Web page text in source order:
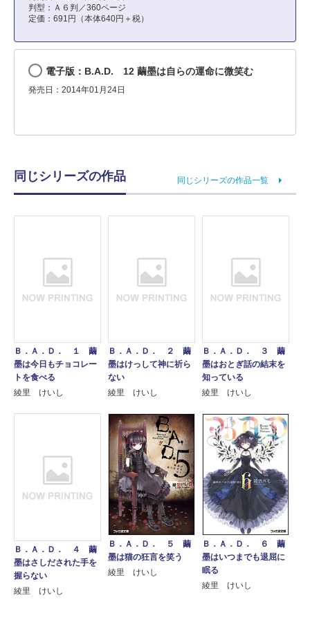
判型：Ａ６判／360ページ
定価：691円（本体640円＋税）
電子版：B.A.D. 12 繭墨は自らの運命に微笑む
発売日：2014年01月24日
同じシリーズの作品 同じシリーズの作品一覧
Ｂ．Ａ．Ｄ． １ 繭
墨は今日もチョコレー
トを食べる
綾里 けいし
Ｂ．Ａ．Ｄ． ２ 繭
墨はけっして神に祈ら
ない
綾里 けいし
Ｂ．Ａ．Ｄ． ３ 繭
墨はおとぎ話の結末を
知っている
綾里 けいし
Ｂ．Ａ．Ｄ． ４ 繭
墨はさしだされた手を
握らない
綾里 けいし
Ｂ．Ａ．Ｄ． ５ 繭
墨は猫の狂言を笑う
綾里 けいし
Ｂ．Ａ．Ｄ． ６ 繭
墨はいつまでも退屈に
眠る
綾里 けいし